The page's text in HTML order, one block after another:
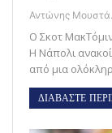
Ο Σκοτ
Η Νάπολι
από μια
ΔΙΑΒΑΣΤΕ